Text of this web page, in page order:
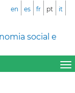
social e
en es fr pt it